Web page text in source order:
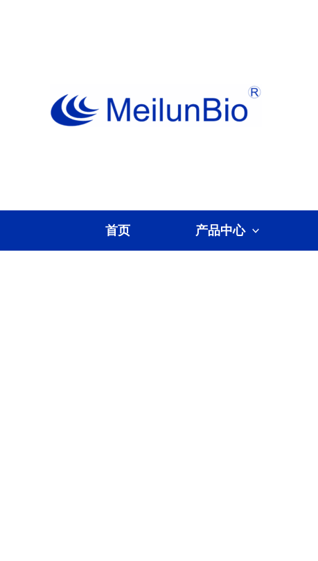
首页 产品中心